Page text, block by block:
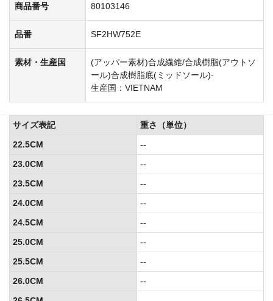
商品番号 80103146
品番 SF2HW752E
素材・生産国
(アッパー素材)合成繊維/合成樹脂(アウトソ
ール)合成樹脂底(ミッドソール)-
生産国：VIETNAM
サイズ表記
重さ（単位）
22.5CM
--
23.0CM
--
23.5CM
--
24.0CM
--
24.5CM
--
25.0CM
--
25.5CM
--
26.0CM
--